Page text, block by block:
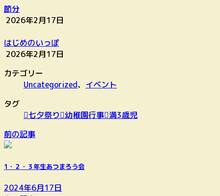
節分
2026年2月17日
はじめのいっぽ
2026年2月17日
カテゴリー
Uncategorized、 イベント
タグ
七夕祭り 幼稚園行事 満3歳児
前の記事
1・２・３年生あつまろう会
2024年6月17日